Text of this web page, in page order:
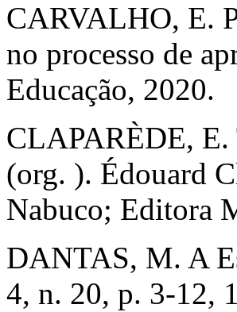
CARVALHO, E.
no processo de
Educação, 2020.
CLAPARÈDE,
(org. ). Édouard
Nabuco; Editora
DANTAS, M. A
4, n. 20, p. 3-12,